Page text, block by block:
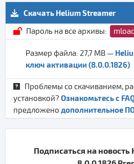
Скачать Helium Streamer
Пароль на все архивы:
Размер файла: 27,7 MB —
ключ активации (8.0.0.1826)
Проблемы со скачиванием,
установкой? Ознакомьтесь с
предложено дополнительное
Подписаться на